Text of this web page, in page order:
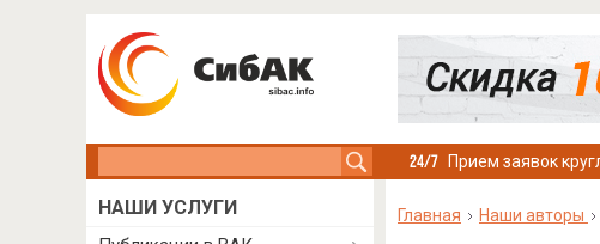
Прием заявок
Главная Наши авторы
НАШИ УСЛУГИ